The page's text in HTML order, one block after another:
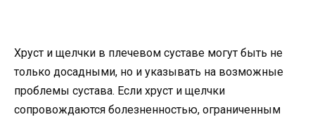
Хруст и щелчки в плечевом суставе могут быть не
только досадными, но и указывать на возможные
проблемы сустава. Если хруст и щелчки
сопровождаются болезненностью, ограниченным